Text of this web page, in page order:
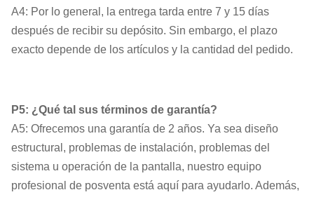
A4: Por lo general, la entrega tarda entre 7 y 15 días
después de recibir su depósito. Sin embargo, el plazo
exacto depende de los artículos y la cantidad del pedido.
P5: ¿Qué tal sus términos de garantía?
A5: Ofrecemos una garantía de 2 años. Ya sea diseño
estructural, problemas de instalación, problemas del
sistema u operación de la pantalla, nuestro equipo
profesional de posventa está aquí para ayudarlo. Además,